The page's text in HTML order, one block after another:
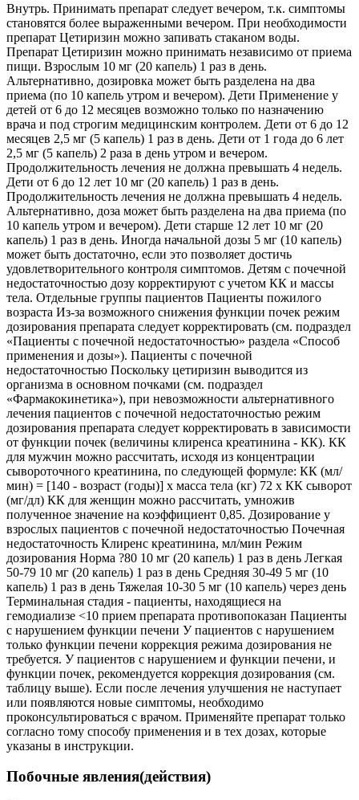
Внутрь. Принимать препарат следует вечером, т.к. симптомы
становятся более выраженными вечером. При необходимости
препарат Цетиризин можно запивать стаканом воды.
Препарат Цетиризин можно принимать независимо от приема
пищи. Взрослым 10 мг (20 капель) 1 раз в день.
Альтернативно, дозировка может быть разделена на два
приема (по 10 капель утром и вечером). Дети Применение у
детей от 6 до 12 месяцев возможно только по назначению
врача и под строгим медицинским контролем. Дети от 6 до 12
месяцев 2,5 мг (5 капель) 1 раз в день. Дети от 1 года до 6 лет
2,5 мг (5 капель) 2 раза в день утром и вечером.
Продолжительность лечения не должна превышать 4 недель.
Дети от 6 до 12 лет 10 мг (20 капель) 1 раз в день.
Продолжительность лечения не должна превышать 4 недель.
Альтернативно, доза может быть разделена на два приема (по
10 капель утром и вечером). Дети старше 12 лет 10 мг (20
капель) 1 раз в день. Иногда начальной дозы 5 мг (10 капель)
может быть достаточно, если это позволяет достичь
удовлетворительного контроля симптомов. Детям с почечной
недостаточностью дозу корректируют с учетом КК и массы
тела. Отдельные группы пациентов Пациенты пожилого
возраста Из-за возможного снижения функции почек режим
дозирования препарата следует корректировать (см. подраздел
«Пациенты с почечной недостаточностью» раздела «Способ
применения и дозы»). Пациенты с почечной
недостаточностью Поскольку цетиризин выводится из
организма в основном почками (см. подраздел
«Фармакокинетика»), при невозможности альтернативного
лечения пациентов с почечной недостаточностью режим
дозирования препарата следует корректировать в зависимости
от функции почек (величины клиренса креатинина - КК). КК
для мужчин можно рассчитать, исходя из концентрации
сывороточного креатинина, по следующей формуле: КК (мл/
мин) = [140 - возраст (годы)] х масса тела (кг) 72 х КК сыворот
(мг/дл) КК для женщин можно рассчитать, умножив
полученное значение на коэффициент 0,85. Дозирование у
взрослых пациентов с почечной недостаточностью Почечная
недостаточность Клиренс креатинина, мл/мин Режим
дозирования Норма ?80 10 мг (20 капель) 1 раз в день Легкая
50-79 10 мг (20 капель) 1 раз в день Средняя 30-49 5 мг (10
капель) 1 раз в день Тяжелая 10-30 5 мг (10 капель) через день
Терминальная стадия - пациенты, находящиеся на
гемодиализе <10 прием препарата противопоказан Пациенты
с нарушением функции печени У пациентов с нарушением
только функции печени коррекция режима дозирования не
требуется. У пациентов с нарушением и функции печени, и
функции почек, рекомендуется коррекция дозирования (см.
таблицу выше). Если после лечения улучшения не наступает
или появляются новые симптомы, необходимо
проконсультироваться с врачом. Применяйте препарат только
согласно тому способу применения и в тех дозах, которые
указаны в инструкции.
Побочные явления(действия)